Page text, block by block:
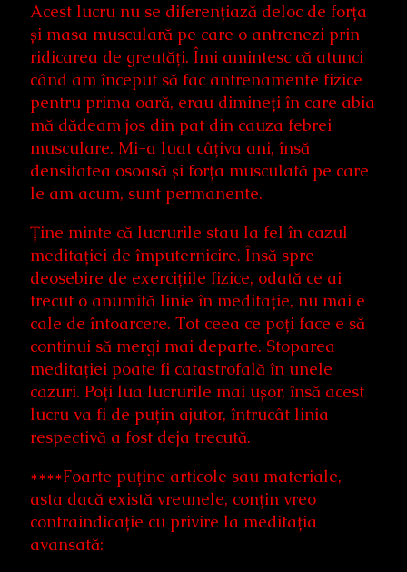
Acest lucru nu se diferențiază deloc de forța
și masa musculară pe care o antrenezi prin
ridicarea de greutăți. Îmi amintesc că atunci
când am început să fac antrenamente fizice
pentru prima oară, erau dimineți în care abia
mă dădeam jos din pat din cauza febrei
musculare. Mi-a luat câțiva ani, însă
densitatea osoasă și forța musculată pe care
le am acum, sunt permanente.
Ține minte că lucrurile stau la fel în cazul
meditației de împuternicire. Însă spre
deosebire de exercițiile fizice, odată ce ai
trecut o anumită linie în meditație, nu mai e
cale de întoarcere. Tot ceea ce poți face e să
continui să mergi mai departe. Stoparea
meditației poate fi catastrofală în unele
cazuri. Poți lua lucrurile mai ușor, însă acest
lucru va fi de puțin ajutor, întrucât linia
respectivă a fost deja trecută.
****Foarte puține articole sau materiale,
asta dacă există vreunele, conțin vreo
contraindicație cu privire la meditația
avansată: